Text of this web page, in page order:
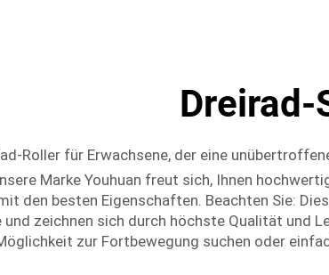
Dreirad-
Roller für Erwachsene, der eine
Marke Youhuan freut sich, Ihnen
den besten Eigenschaften. Beachten Sie:
und zeichnen sich durch höchste Qualität und
zur Fortbewegung suchen oder